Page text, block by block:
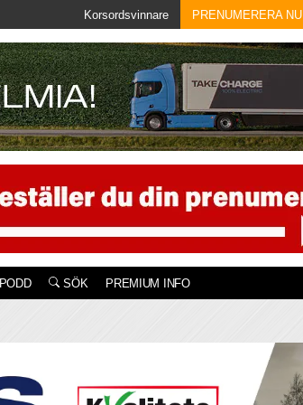
Korsordsvinnare PRENUMERERA NU
PODD SÖK PREMIUM INFO